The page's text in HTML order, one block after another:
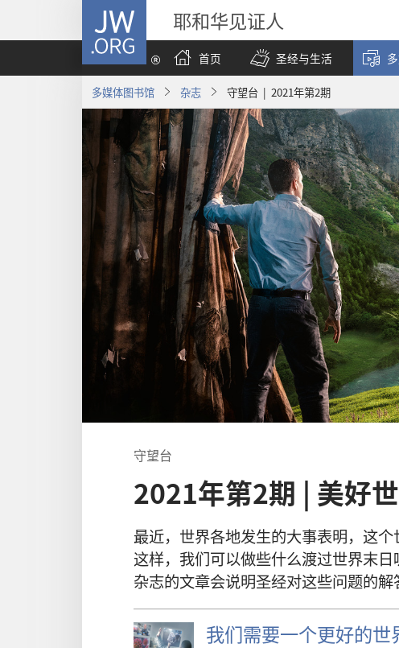
JW.ORG 耶和华见证人
首页
圣经与生活
多媒体图书馆 杂志 守望台 | 2021年第2期
守望台
2021年第2期 | 美好
最近， 世界各地发生的大事表明， 这个
这样， 我们可以做些什么渡过世界末日
杂志的文章会说明圣经对这些问题的解
我们需要一个更好的世